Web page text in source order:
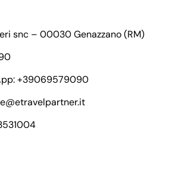
snc – 00030 Genazzano (RM)
+39069579090